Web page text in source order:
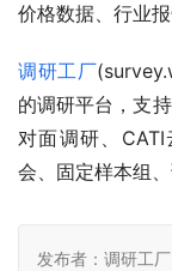
价格数据、行业
调研工厂
的调研平台，支持
对面调研、CATI
会、固定样本组、
发布者：调研工